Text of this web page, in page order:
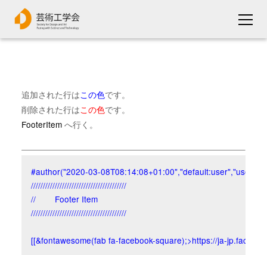
追加された行はこの色です。
削除された行はこの色です。
FooterItemへ行く。
#author("2020-03-08T08:14:08+01:00","default:user","user")
////////////////////////////////////////
//        Footer Item
////////////////////////////////////////
[[&fontawesome(fab fa-facebook-square);>https://ja-